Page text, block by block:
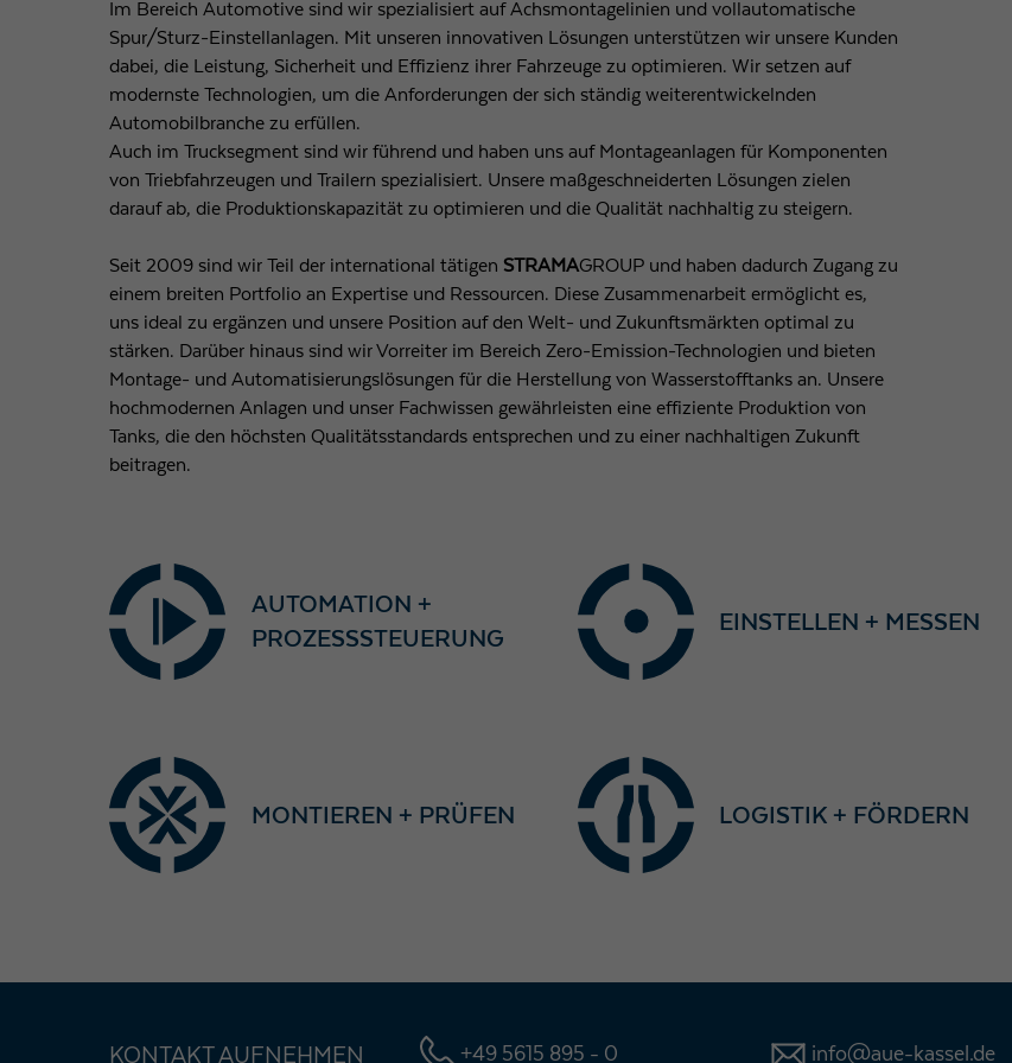
Im Bereich Automotive sind wir spezialisiert auf Achsmontagelinien und vollautomatische
Spur/Sturz-Einstellanlagen. Mit unseren innovativen Lösungen unterstützen wir unsere Kunden
dabei, die Leistung, Sicherheit und Effizienz ihrer Fahrzeuge zu optimieren. Wir setzen auf
modernste Technologien, um die Anforderungen der sich ständig weiterentwickelnden
Automobilbranche zu erfüllen.
Auch im Trucksegment sind wir führend und haben uns auf Montageanlagen für Komponenten
von Triebfahrzeugen und Trailern spezialisiert. Unsere maßgeschneiderten Lösungen zielen
darauf ab, die Produktionskapazität zu optimieren und die Qualität nachhaltig zu steigern.
Seit 2009 sind wir Teil der international tätigen STRAMAGROUP und haben dadurch Zugang zu
einem breiten Portfolio an Expertise und Ressourcen. Diese Zusammenarbeit ermöglicht es,
uns ideal zu ergänzen und unsere Position auf den Welt- und Zukunftsmärkten optimal zu
stärken. Darüber hinaus sind wir Vorreiter im Bereich Zero-Emission-Technologien und bieten
Montage- und Automatisierungslösungen für die Herstellung von Wasserstofftanks an. Unsere
hochmodernen Anlagen und unser Fachwissen gewährleisten eine effiziente Produktion von
Tanks, die den höchsten Qualitätsstandards entsprechen und zu einer nachhaltigen Zukunft
beitragen.
AUTOMATION +
PROZESSSTEUERUNG
EINSTELLEN + MESSEN
MONTIEREN + PRÜFEN LOGISTIK + FÖRDERN
KONTAKT AUFNEHMEN +49 5615 895 - 0 info@aue-kassel.de
Laufzeit 1 Tag
Wird von Google Analytics verwendet, um die
Name _gid
Laufzeit 1 Tag
Zweck
Registriert eine eindeutige ID, die verwendet wird, um
statistische Daten dazu, wie der Besucher die Website
nutzt, zu generieren.